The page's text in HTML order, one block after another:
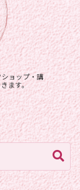
ョップ・講
ます。